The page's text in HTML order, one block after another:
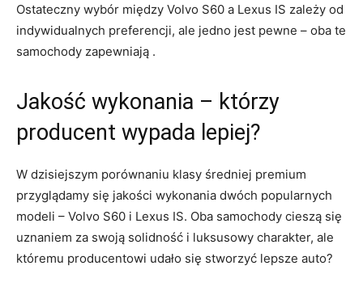
Ostateczny wybór między Volvo S60 a Lexus ‍IS ‍zależy od⁢
indywidualnych ‌preferencji, ale jedno jest pewne – oba te
samochody ‌zapewniają .
Jakość wykonania –⁣ którzy
producent wypada ⁢lepiej?
W⁤ dzisiejszym porównaniu klasy średniej premium
przyglądamy się jakości wykonania⁤ dwóch ⁢popularnych
modeli – Volvo S60 ​i Lexus IS. Oba samochody cieszą się
uznaniem za swoją solidność ‌i luksusowy ⁣charakter, ale
któremu​ producentowi udało‌ się stworzyć‌ lepsze⁣ auto?